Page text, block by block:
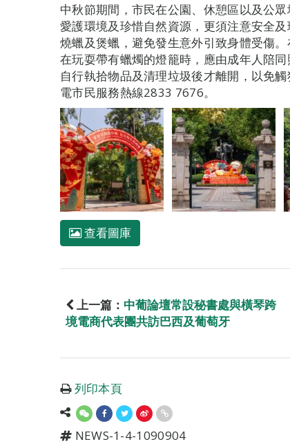
中秋節期間，市民在公園、休憩區以及公
愛護環境及珍惜自然資源，更須注意安全
燒蠟及煲蠟，避免發生意外引致身體受傷
在玩耍帶有蠟燭的燈籠時，應由成年人陪
自行執拾物品及清理垃圾後才離開，以免
電市民服務熱線2833 7676。
查看圖庫
上一篇： 中葡論壇常設秘書處與橫琴跨
境電商代表團共訪巴西及葡萄牙
列印本頁
NEWS-1-4-1090904